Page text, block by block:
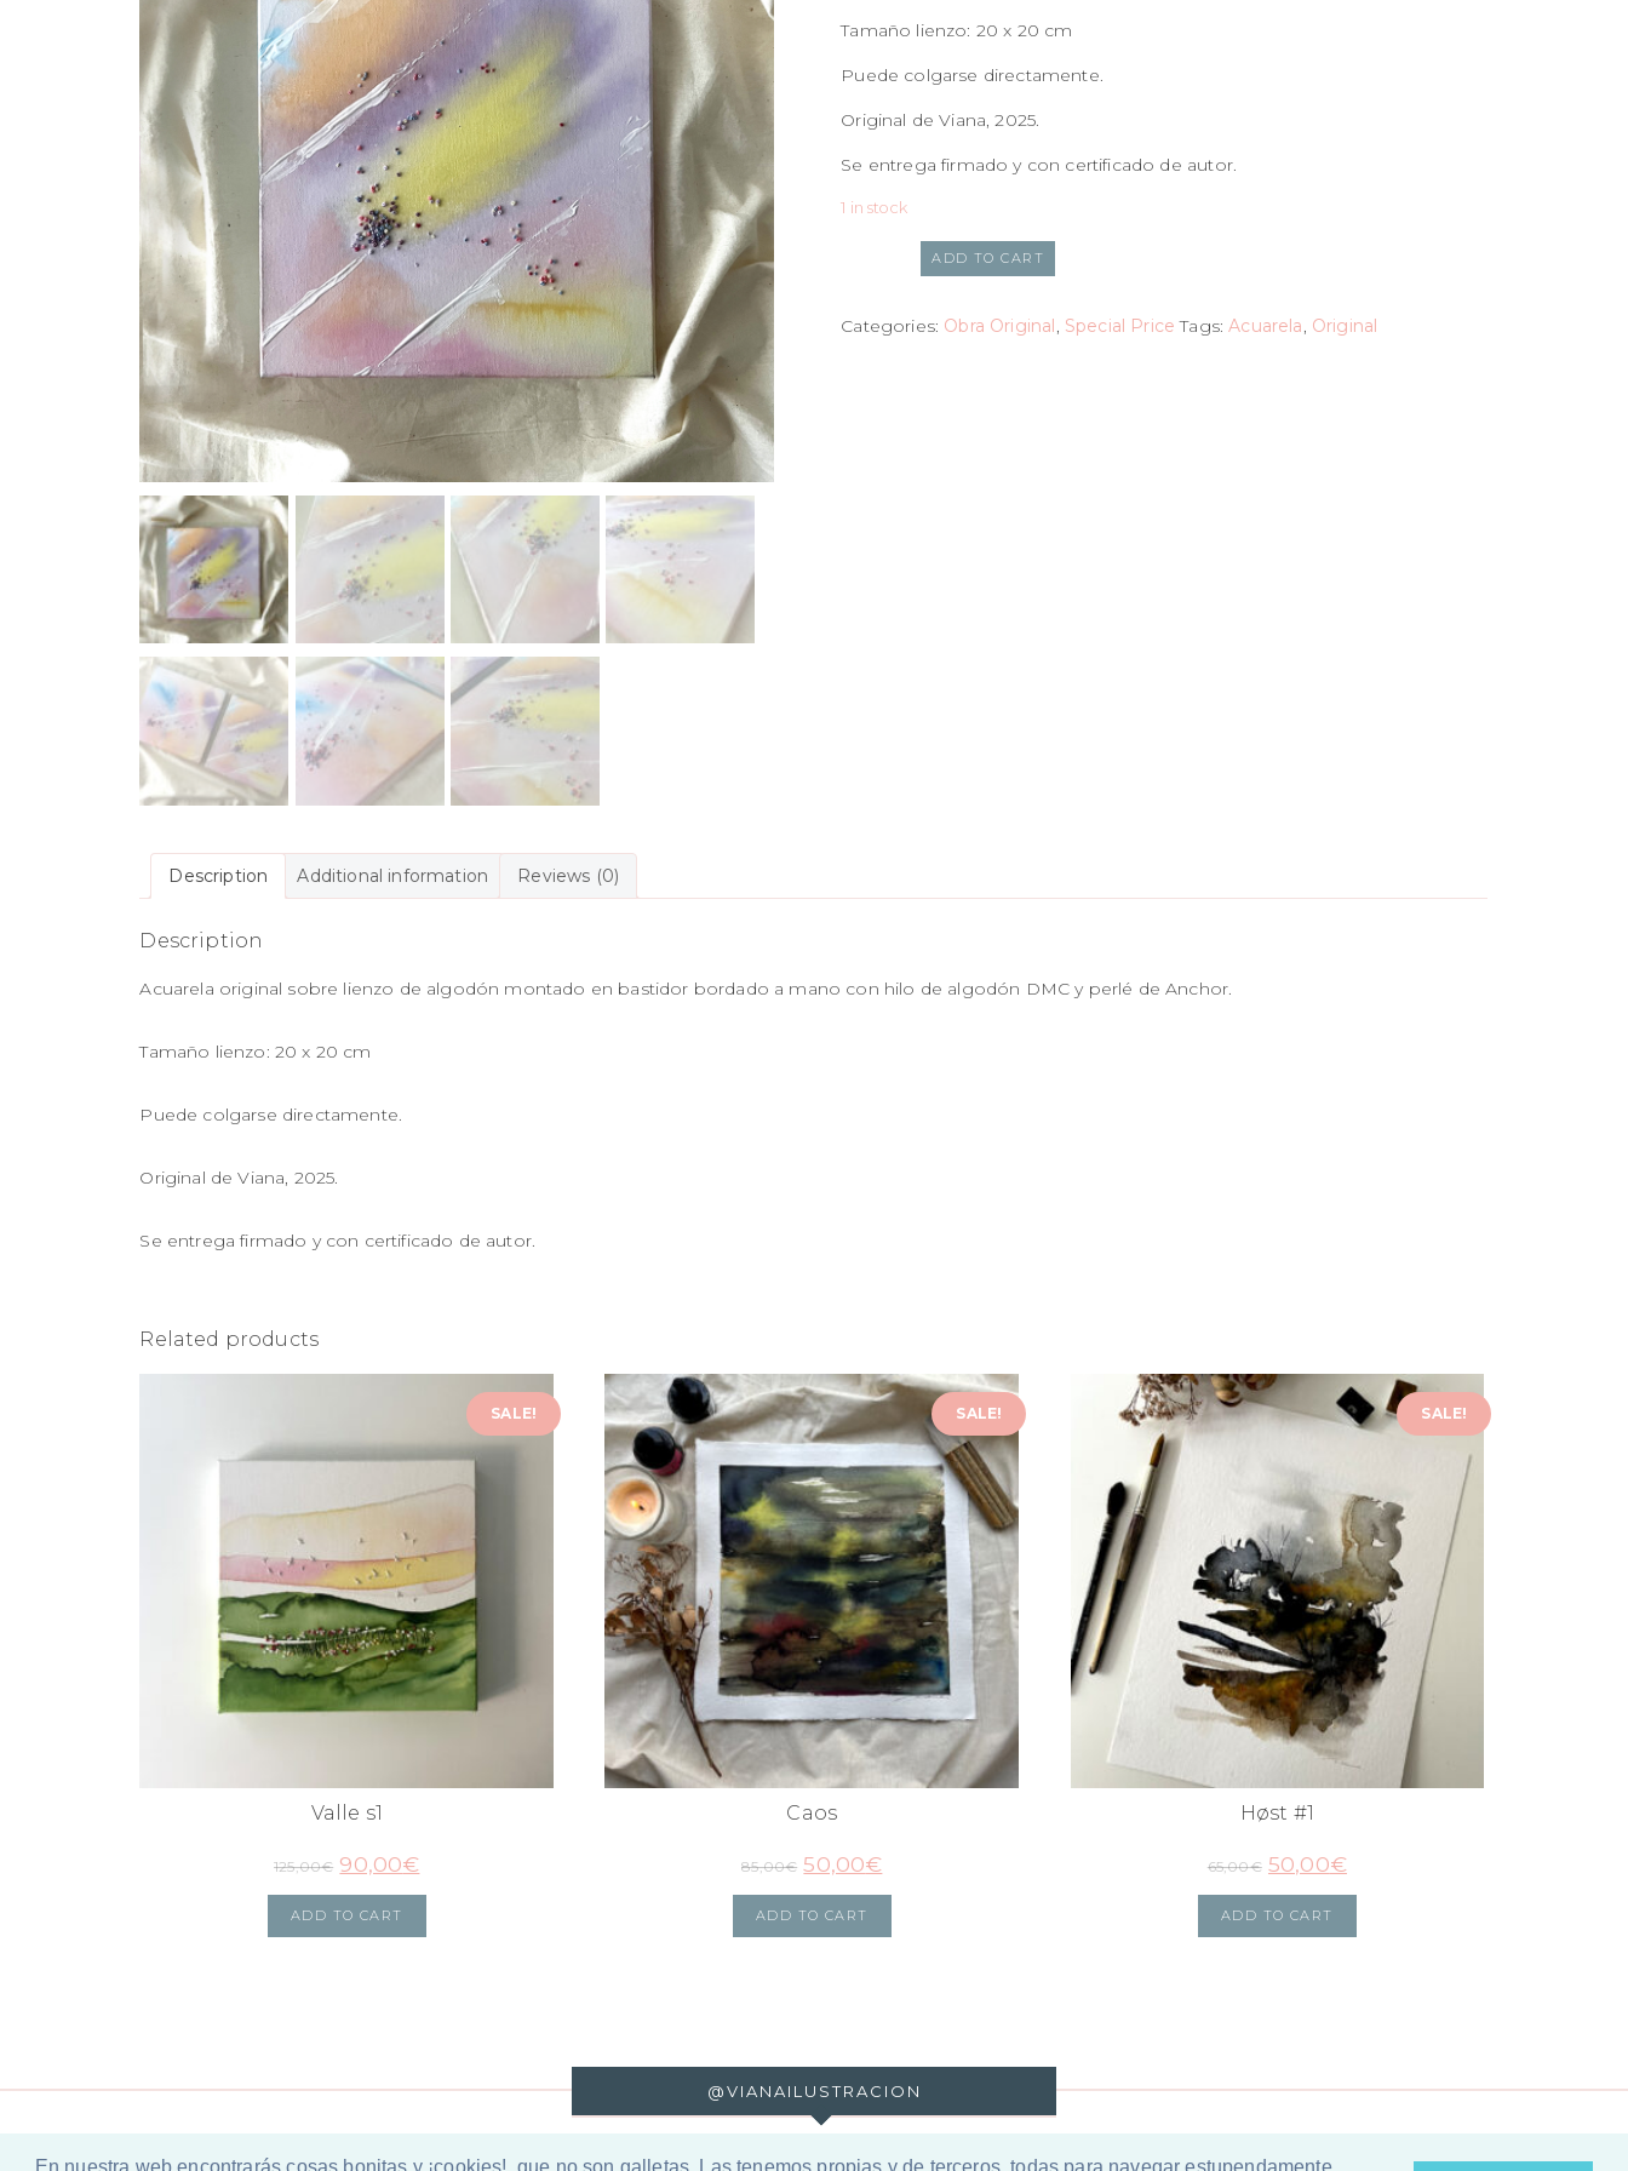
En nuestra web encontrarás cosas bonitas y ¡cookies!, que no son galletas. Las tenemos propias y de terceros, todas para navegar estupendamente.
Tamaño lienzo: 20 x 20 cm
Puede colgarse directamente.
Original de Viana, 2025.
Se entrega firmado y con certificado de autor.
1 in stock
ADD TO CART
Categories: Obra Original, Special Price Tags:Acuarela, Original
Description Additional information Reviews (0)
Description
Acuarela original sobre lienzo de algodón montado en bastidor bordado a mano con hilo de algodón DMC y perlé de Anchor.
Tamaño lienzo: 20 x 20 cm
Puede colgarse directamente.
Original de Viana, 2025.
Se entrega firmado y con certificado de autor.
Related products
SALE!
Valle s1
125,00€ 90,00€
ADD TO CART
SALE!
Caos
85,00€ 50,00€
ADD TO CART
SALE!
Høst #1
65,00€ 50,00€
ADD TO CART
@VIANAILUSTRACION